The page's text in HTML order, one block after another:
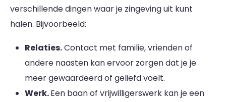
verschillende dingen waar je zingeving uit kunt
halen. Bijvoorbeeld:
Relaties.Contact met familie, vrienden of
andere naasten kan ervoor zorgen dat je je
meer gewaardeerd of geliefd voelt.
Werk.Een baan of vrijwilligerswerk kan je een